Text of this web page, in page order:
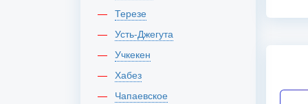
Терезе
Усть-Джегута
Учкекен
Хабез
Чапаевское